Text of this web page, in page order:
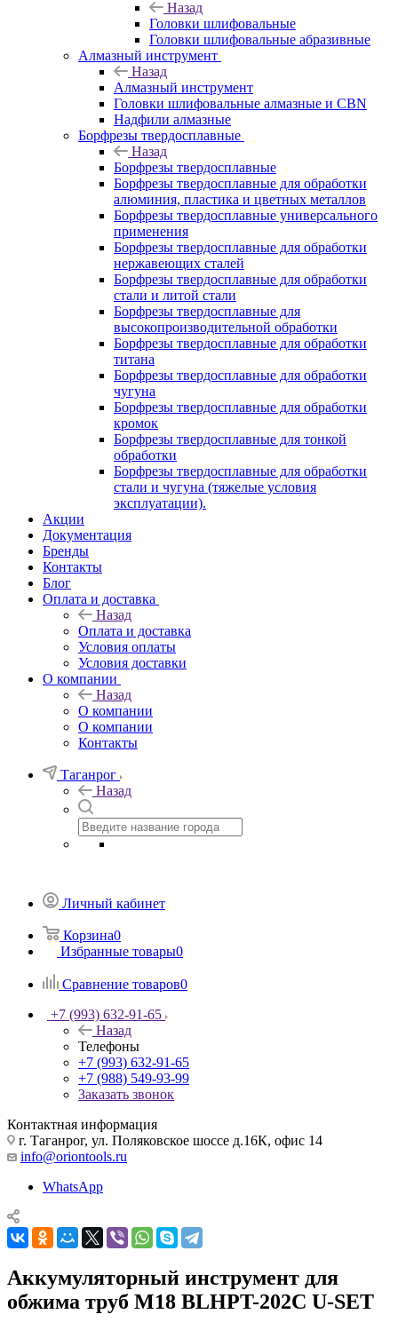
Назад
Головки шлифовальные
Головки шлифовальные абразивные
Алмазный инструмент
Назад
Алмазный инструмент
Головки шлифовальные алмазные и CBN
Надфили алмазные
Борфрезы твердосплавные
Назад
Борфрезы твердосплавные
Борфрезы твердосплавные для обработки
алюминия, пластика и цветных металлов
Борфрезы твердосплавные универсального
применения
Борфрезы твердосплавные для обработки
нержавеющих сталей
Борфрезы твердосплавные для обработки
стали и литой стали
Борфрезы твердосплавные для
высокопроизводительной обработки
Борфрезы твердосплавные для обработки
титана
Борфрезы твердосплавные для обработки
чугуна
Борфрезы твердосплавные для обработки
кромок
Борфрезы твердосплавные для тонкой
обработки
Борфрезы твердосплавные для обработки
стали и чугуна (тяжелые условия
эксплуатации).
Акции
Документация
Бренды
Контакты
Блог
Оплата и доставка
Назад
Оплата и доставка
Условия оплаты
Условия доставки
О компании
Назад
О компании
О компании
Контакты
Таганрог
Назад
Личный кабинет
Корзина0
Избранные товары0
Сравнение товаров0
+7 (993) 632-91-65
Назад
Телефоны
+7 (993) 632-91-65
+7 (988) 549-93-99
Заказать звонок
Контактная информация
г. Таганрог, ул. Поляковское шоссе д.16К, офис 14
info@oriontools.ru
WhatsApp
Аккумуляторный инструмент для
обжима труб M18 BLHPT-202C U-SET